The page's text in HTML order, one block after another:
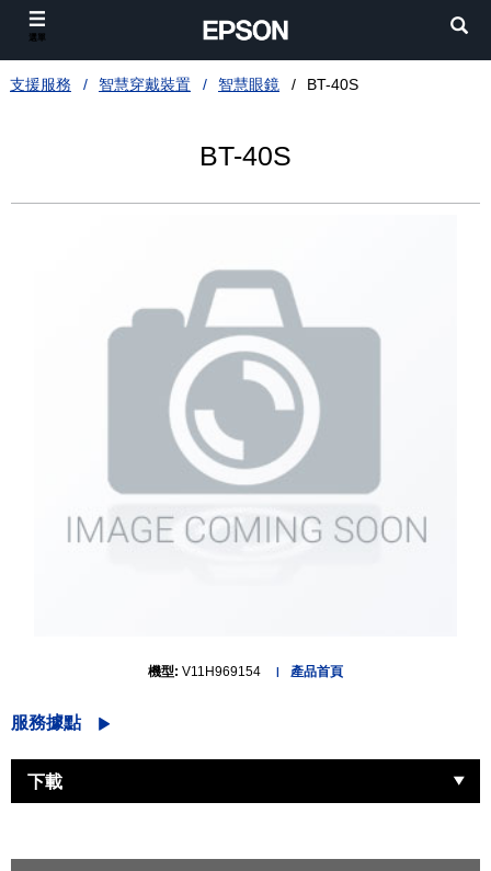
支援服務 智慧穿戴裝置 智慧眼鏡 BT-40S
BT-40S
機型: V11H969154 產品首頁
服務據點
下載